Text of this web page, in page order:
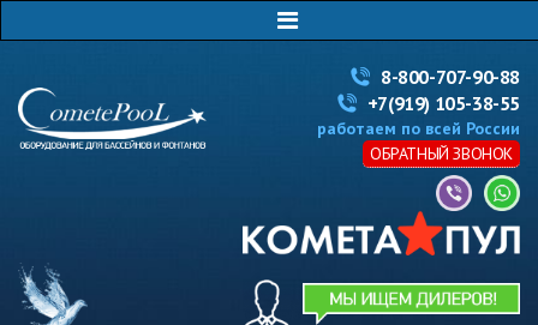
8-800-707-90-88
+7(919) 105-38-55
работаем по всей России
ОБРАТНЫЙ ЗВОНОК